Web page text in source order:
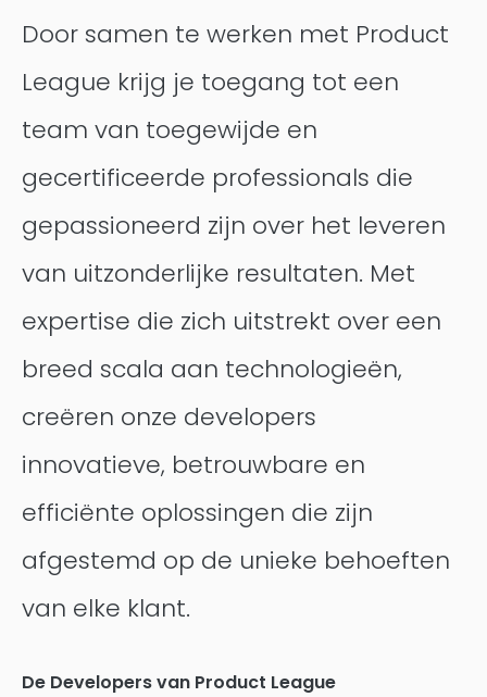
Contentful
Door samen te werken met Product
League krijg je toegang tot een
team van toegewijde en
gecertificeerde professionals die
gepassioneerd zijn over het leveren
van uitzonderlijke resultaten. Met
expertise die zich uitstrekt over een
breed scala aan technologieën,
creëren onze developers
innovatieve, betrouwbare en
efficiënte oplossingen die zijn
afgestemd op de unieke behoeften
van elke klant.
De Developers van Product League